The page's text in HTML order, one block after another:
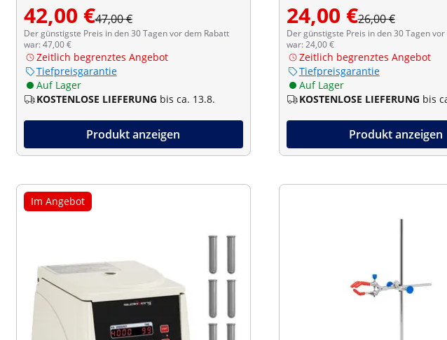
42,00 €47,00 €
Der günstigste Preis in den 30 Tagen vor dem Rabatt
war: 47,00 €
Zeitlich begrenztes Angebot
Tiefpreisgarantie
Auf Lager
KOSTENLOSE LIEFERUNG bis ca. 13.8.
Produkt anzeigen
24,00 €26,00 €
Der günstigste Preis in den 30 Tagen
war: 24,00 €
Zeitlich begrenztes Angebot
Tiefpreisgarantie
Auf Lager
KOSTENLOSE LIEFERUNG bis
Produkt anzeigen
Im Angebot